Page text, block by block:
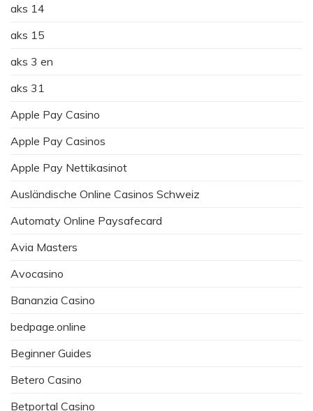
aks 14
aks 15
aks 3 en
aks 31
Apple Pay Casino
Apple Pay Casinos
Apple Pay Nettikasinot
Ausländische Online Casinos Schweiz
Automaty Online Paysafecard
Avia Masters
Avocasino
Bananzia Casino
bedpage.online
Beginner Guides
Betero Casino
Betportal Casino